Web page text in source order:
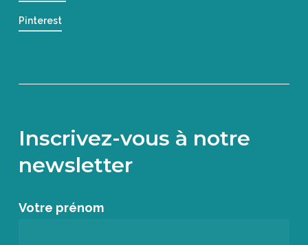
Pinterest
Inscrivez-vous à notre
newsletter
Votre prénom